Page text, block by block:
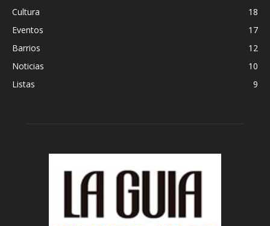
Cultura
18
Eventos
17
Barrios
12
Noticias
10
Listas
9